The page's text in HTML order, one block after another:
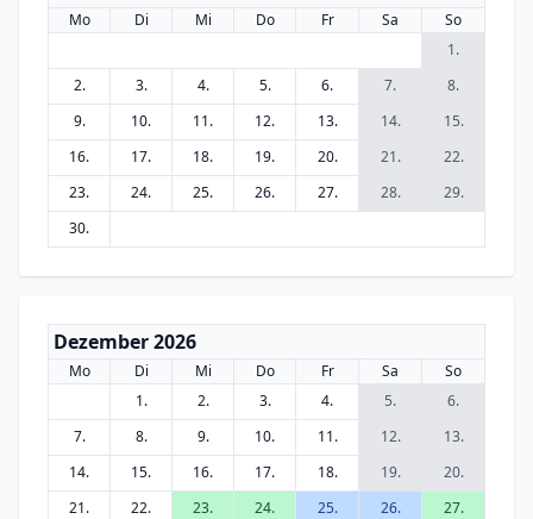
Mo Di Mi Do Fr Sa
So
1.
2.
3. 4. 5. 6. 7.
8.
9.
10. 11. 12. 13. 14.
15.
16.
17. 18. 19. 20. 21.
22.
23.
24. 25. 26. 27. 28.
29.
30.
Dezember 2026
Mo Di Mi Do Fr Sa
So
1.
2. 3. 4. 5.
6.
7.
8. 9. 10. 11. 12.
13.
14.
15. 16. 17. 18. 19.
20.
21.
22. 23. 24. 25. 26.
27.